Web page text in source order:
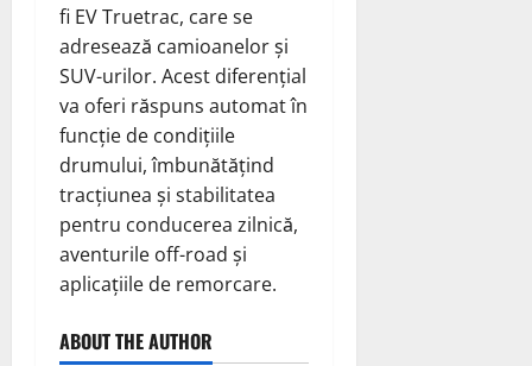
fi EV Truetrac, care se
adresează camioanelor și
SUV-urilor. Acest diferențial
va oferi răspuns automat în
funcție de condițiile
drumului, îmbunătățind
tracțiunea și stabilitatea
pentru conducerea zilnică,
aventurile off-road și
aplicațiile de remorcare.
ABOUT THE AUTHOR